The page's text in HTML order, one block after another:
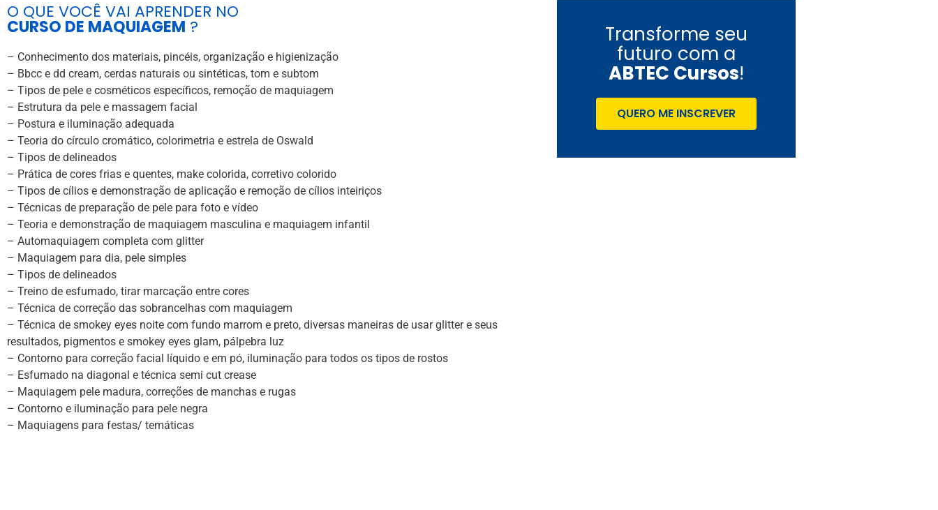
O QUE VOCÊ VAI APRENDER NO
CURSO DE MAQUIAGEM ?
– Conhecimento dos materiais, pincéis, organização e higienização
– Bbcc e dd cream, cerdas naturais ou sintéticas, tom e subtom
– Tipos de pele e cosméticos específicos, remoção de maquiagem
– Estrutura da pele e massagem facial
– Postura e iluminação adequada
– Teoria do círculo cromático, colorimetria e estrela de Oswald
– Tipos de delineados
– Prática de cores frias e quentes, make colorida, corretivo colorido
– Tipos de cílios e demonstração de aplicação e remoção de cílios inteiriços
– Técnicas de preparação de pele para foto e vídeo
– Teoria e demonstração de maquiagem masculina e maquiagem infantil
– Automaquiagem completa com glitter
– Maquiagem para dia, pele simples
– Tipos de delineados
– Treino de esfumado, tirar marcação entre cores
– Técnica de correção das sobrancelhas com maquiagem
– Técnica de smokey eyes noite com fundo marrom e preto, diversas maneiras de usar glitter e seus
resultados, pigmentos e smokey eyes glam, pálpebra luz
– Contorno para correção facial líquido e em pó, iluminação para todos os tipos de rostos
– Esfumado na diagonal e técnica semi cut crease
– Maquiagem pele madura, correções de manchas e rugas
– Contorno e iluminação para pele negra
– Maquiagens para festas/ temáticas
Transforme seu
futuro com a
ABTEC Cursos!
QUERO ME INSCREVER